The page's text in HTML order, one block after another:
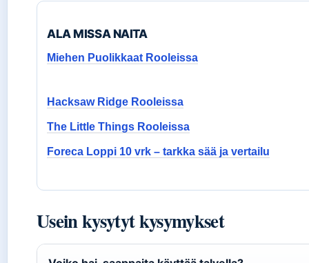
ALA MISSA NAITA
Miehen Puolikkaat Rooleissa
Hacksaw Ridge Rooleissa
The Little Things Rooleissa
Foreca Loppi 10 vrk – tarkka sää ja vertailu
Usein kysytyt kysymykset